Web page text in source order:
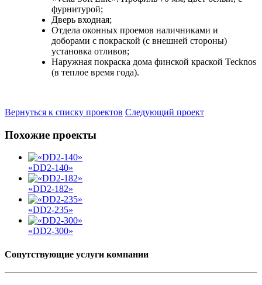
фурнитурой;
Дверь входная;
Отдела оконных проемов наличниками и
доборами с покраской (с внешней стороны)
установка отливов;
Наружная покраска дома финской краской Tecknos
(в теплое время года).
Вернуться к списку проектов Следующий проект
Похожие проекты
«DD2-140»
«DD2-182»
«DD2-235»
«DD2-300»
Сопутствующие услуги компании